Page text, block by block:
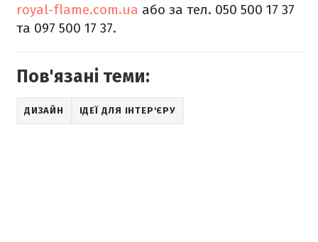
royal-flame.com.ua або за тел. 050 500 17 37
та 097 500 17 37.
Пов'язані теми:
ДИЗАЙН ІДЕЇ ДЛЯ ІНТЕР'ЄРУ